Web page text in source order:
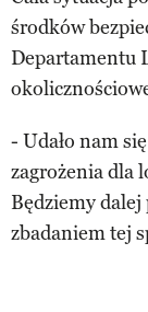
środków
Departamentu
- Udało nam
zagrożenia dla
Będziemy dalej
zbadaniem tej